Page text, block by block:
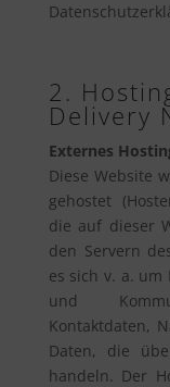
2.
Delivery
Externes
Diese Website
gehostet
die auf dieser
den Servern
es sich v. a. um
und
Kontaktdaten,
Daten, die
handeln. Der